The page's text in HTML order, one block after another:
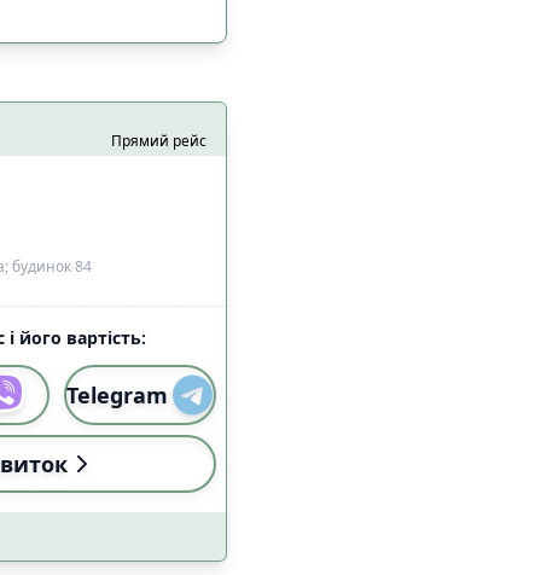
(18:00-22:59) 17
(18:00-22:59) 0
Прямий рейс
будинок 84
його вартість:
Telegram